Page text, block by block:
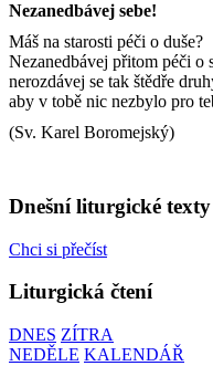
Nezanedbávej sebe!
Máš na starosti péči o duše?
Nezanedbávej přitom péči o
nerozdávej se tak štědře
aby v tobě nic nezbylo pro
(Sv. Karel Boromejský)
Dnešní liturgické texty
Chci si přečíst
Liturgická čtení
DNES ZÍTRA
NEDĚLE KALENDÁŘ